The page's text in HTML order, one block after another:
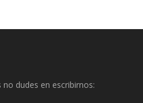
dudes en escribirnos: